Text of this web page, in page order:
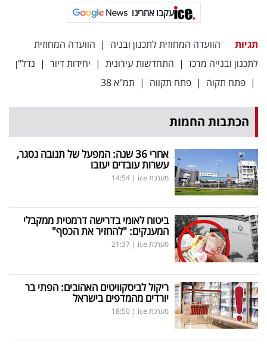
עקבו אחרינו
תגיות הוועדה המחוזית לתכנון ובניה | הוועדה המחוזית
לתכנון ובנייה מרכז | התחדשות עירונית | יחידות דיור | נדל"ן
| פתח תקוה | פתח תקווה | תמ"א 38
הכתבות החמות
אחרי 36 שנה: המפעל של תנובה נסגר,
עשרות עובדים יעזבו
מערכת ice |
14:54
ביטוח לאומי בדרישה דרמטית ממקבלי
המענקים: "להחזיר את הכסף"
מערכת ice |
21:37
ריקול לביסקוויטים האהובים: הפתי בר
יורדים מהמדפים בישראל
מערכת ice |
18:50